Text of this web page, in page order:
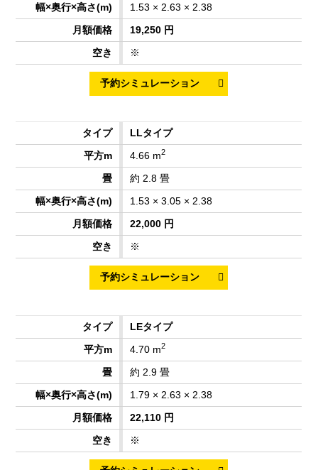
1.53 × 2.63 × 2.38
19,250 円
※
LLタイプ
4.66 m2
約 2.8 畳
1.53 × 3.05 × 2.38
22,000 円
※
LEタイプ
4.70 m2
約 2.9 畳
1.79 × 2.63 × 2.38
22,110 円
※